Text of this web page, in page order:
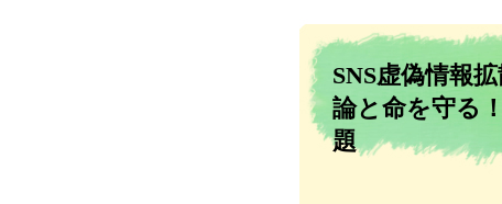
SNS虚偽情報
論と命を守る
題